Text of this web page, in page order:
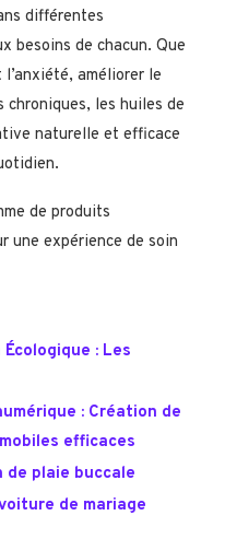
différentes
besoins de chacun. Que
améliorer le
chroniques, les huiles de
naturelle et efficace
de produits
une expérience de soin
: Les
: Création de
efficaces
de plaie buccale
de mariage